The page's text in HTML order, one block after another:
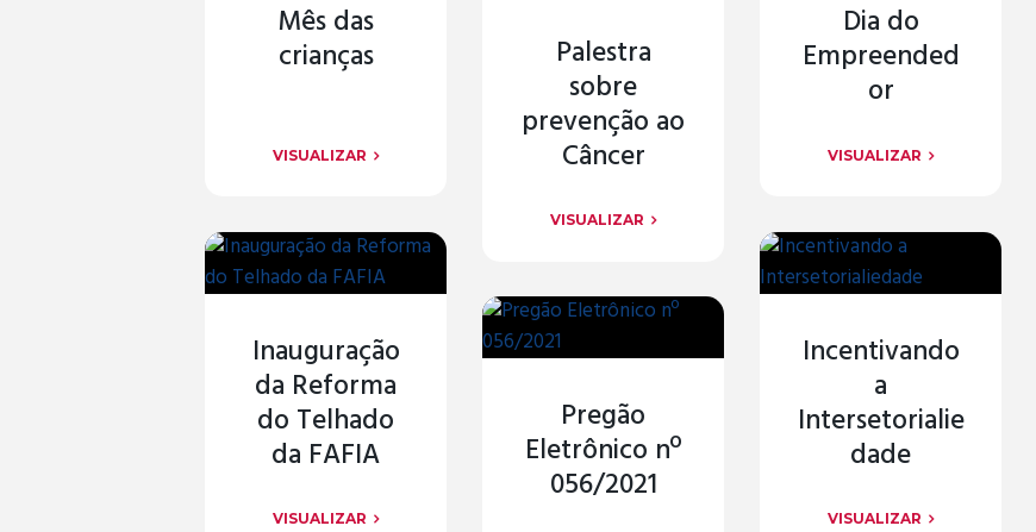
Mês das
crianças
VISUALIZAR
Palestra
sobre
prevenção ao
Câncer
VISUALIZAR
Dia do
Empreended
or
VISUALIZAR
Inauguração
da Reforma
do Telhado
da FAFIA
VISUALIZAR
Incentivando
a
Intersetorialie
dade
VISUALIZAR
Pregão
Eletrônico nº
056/2021